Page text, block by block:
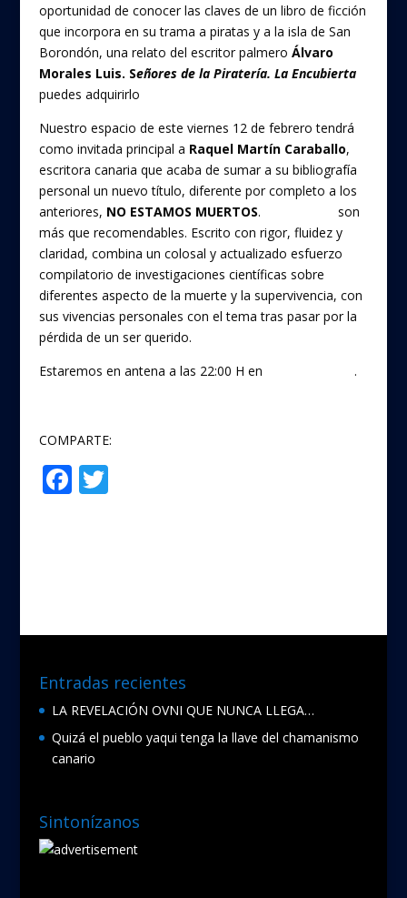
oportunidad de conocer las claves de un libro de ficción
que incorpora en su trama a piratas y a la isla de San
Borondón, una relato del escritor palmero Álvaro
Morales Luis. Señores de la Piratería. La Encubierta
puedes adquirirlo
Nuestro espacio de este viernes 12 de febrero tendrá
como invitada principal a Raquel Martín Caraballo,
escritora canaria que acaba de sumar a su bibliografía
personal un nuevo título, diferente por completo a los
anteriores, NO ESTAMOS MUERTOS.
son
más que recomendables. Escrito con rigor, fluidez y
claridad, combina un colosal y actualizado esfuerzo
compilatorio de investigaciones científicas sobre
diferentes aspecto de la muerte y la supervivencia, con
sus vivencias personales con el tema tras pasar por la
pérdida de un ser querido.
Estaremos en antena a las 22:00 H en
.
COMPARTE:
F
o
T
Entradas recientes
LA REVELACIÓN OVNI QUE NUNCA LLEGA…
Quizá el pueblo yaqui tenga la llave del chamanismo
canario
Sintonízanos